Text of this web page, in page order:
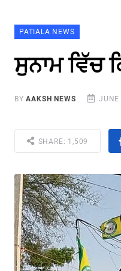
PATIALA NEWS
ਸੁਨਾਮ ਵਿੱਚ
BYAAKSH NEWS
SHARE: 1,509